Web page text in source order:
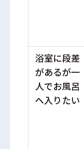
浴室に段差
があるが一
人でお風呂
へ入りたい